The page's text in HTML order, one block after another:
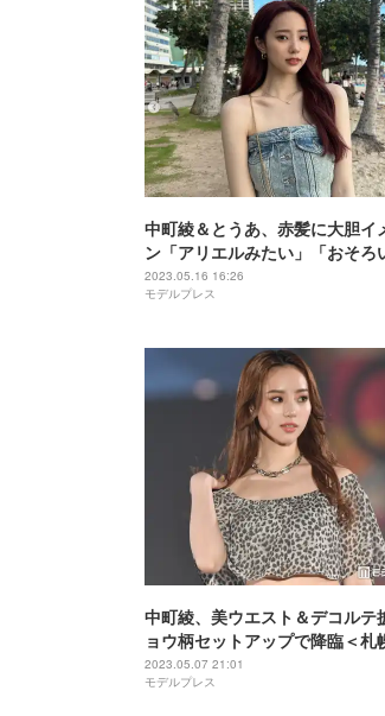
中町綾＆とうあ、赤髪に大胆イ
ン「アリエルみたい」「おそろ
の声
2023.05.16 16:26
モデルプレス
中町綾、美ウエスト＆デコルテ
ョウ柄セットアップで降臨＜札
クション 2023 S／S＞
2023.05.07 21:01
モデルプレス